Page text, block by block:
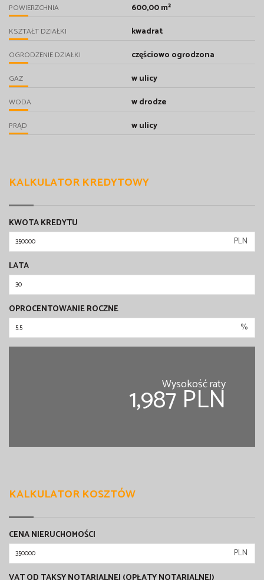
POWIERZCHNIA 600,00 m²
KSZTAŁT DZIAŁKI kwadrat
OGRODZENIE DZIAŁKI częściowo ogrodzona
GAZ w ulicy
WODA w drodze
PRĄD w ulicy
KALKULATOR KREDYTOWY
KWOTA KREDYTU
PLN
LATA
OPROCENTOWANIE ROCZNE
%
Wysokość raty
1,987 PLN
KALKULATOR KOSZTÓW
CENA NIERUCHOMOŚCI
PLN